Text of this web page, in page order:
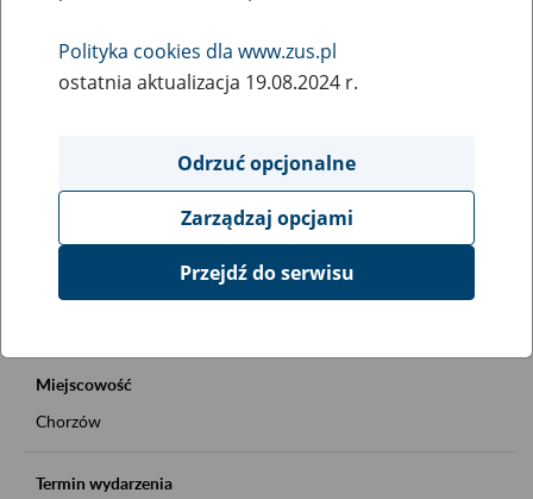
Inne
Okienko Górnicze 2026
Okienko Górnicze w ZUS
Szczegóły na plakacie
Miejscowość
Chorzów
Termin wydarzenia
Polityka cookies dla www.zus.pl
ostatnia aktualizacja 19.08.2024 r.
Odrzuć opcjonalne
Zarządzaj opcjami
Przejdź do serwisu